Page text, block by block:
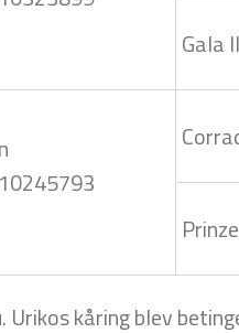
Gala
kåring blev